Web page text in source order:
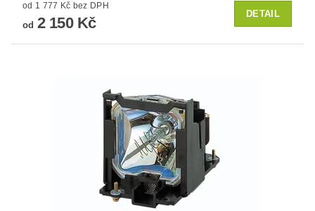
od 1 777 Kč bez DPH
od 2 150 Kč
DETAIL